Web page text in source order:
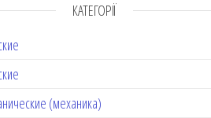
КАТЕГОРІЇ
(механика)